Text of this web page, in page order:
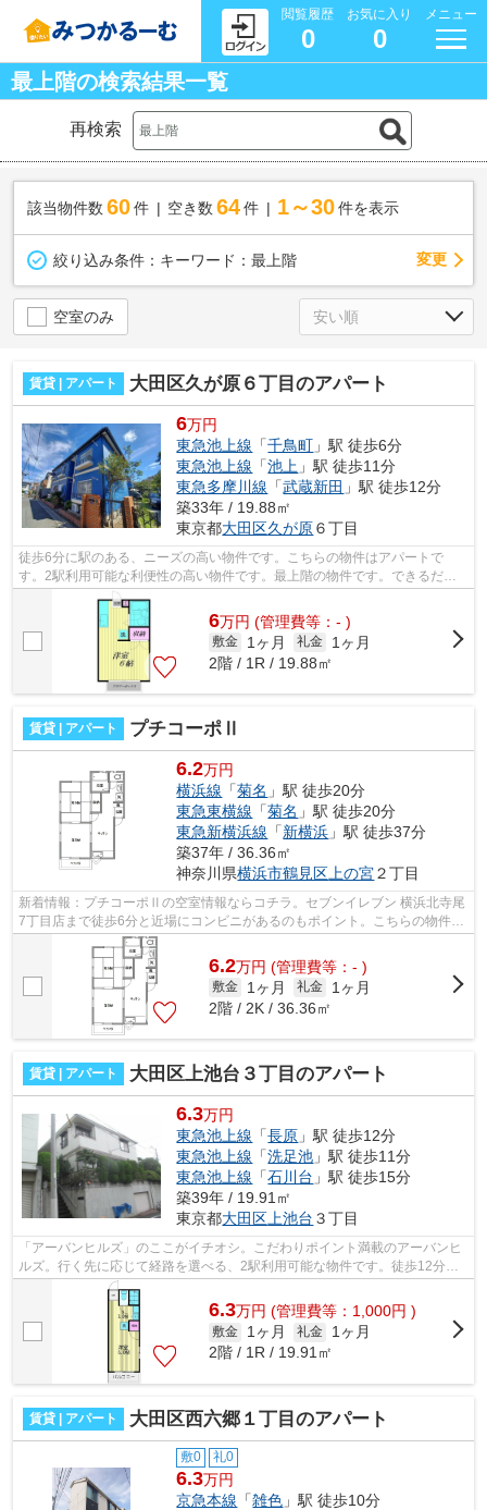
閲覧履歴
0
お気に入り
0
メニュー
最上階の検索結果一覧
再検索
該当物件数 60件 空き数 64 件 1～30 件を表示
絞り込み条件： キーワード：最上階 変更
空室のみ
賃貸 | アパート 大田区久が原６丁目のアパート
6万円
東急池上線 「千鳥町 」駅 徒歩6分
東急池上線 「池上 」駅 徒歩11分
東急多摩川線 「武蔵新田 」駅 徒歩12分
築33年 / 19.88㎡
東京都大田区久が原６丁目
徒歩6分に駅のある、ニーズの高い物件です。こちらの物件はアパートで
す。2駅利用可能な利便性の高い物件です。最上階の物件です。できるだけ
早めに不動産情報を集めたい方は当社スタ...
6万円 (管理費等：- )
敷金 1ヶ月 礼金
1ヶ月
2階 / 1R / 19.88㎡
賃貸 | アパート プチコーポⅡ
6.2万円
横浜線 「菊名 」駅 徒歩20分
東急東横線 「菊名 」駅 徒歩20分
東急新横浜線 「新横浜 」駅 徒歩37分
築37年 / 36.36㎡
神奈川県横浜市鶴見区 上の宮２丁目
新着情報：プチコーポⅡの空室情報ならコチラ。セブンイレブン 横浜北寺尾
7丁目店まで徒歩6分と近場にコンビニがあるのもポイント。こちらの物件は
アパートです。電車での移動がより便...
6.2万円 (管理費等：- )
敷金 1ヶ月 礼金
1ヶ月
2階 / 2K / 36.36㎡
賃貸 | アパート 大田区上池台３丁目のアパート
6.3万円
東急池上線 「長原 」駅 徒歩12分
東急池上線 「洗足池 」駅 徒歩11分
東急池上線 「石川台 」駅 徒歩15分
築39年 / 19.91㎡
東京都大田区 上池台 ３丁目
「アーバンヒルズ」のここがイチオシ。こだわりポイント満載のアーバンヒ
ルズ。行く先に応じて経路を選べる、2駅利用可能な物件です。徒歩12分で
駅へのアクセスが可能な物件です。でき...
6.3万円 (管理費等：1,000円 )
敷金 1ヶ月 礼金
1ヶ月
2階 / 1R / 19.91㎡
賃貸 | アパート 大田区西六郷１丁目のアパート
敷0 礼0
6.3万円
京急本線 「雑色 」駅 徒歩10分